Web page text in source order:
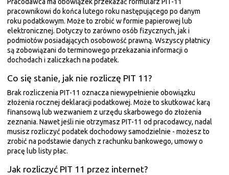
Pracodawca ma obowiązek przekazać formularz PIT-11
pracownikowi do końca lutego roku następującego po danym
roku podatkowym. Może to zrobić w formie papierowej lub
elektronicznej. Dotyczy to zarówno osób fizycznych, jak i
podmiotów posiadających osobowość prawną. Wszyscy płatnicy
są zobowiązani do terminowego przekazania informacji o
dochodach i zaliczkach na podatek.
Co się stanie, jak nie rozliczę PIT 11?
Brak rozliczenia PIT-11 oznacza niewypełnienie obowiązku
złożenia rocznej deklaracji podatkowej. Może to skutkować karą
finansową lub wezwaniem z urzędu skarbowego do złożenia
zeznania. Nawet jeśli nie otrzymasz PIT-11 od pracodawcy, nadal
musisz rozliczyć podatek dochodowy samodzielnie - możesz to
zrobić na podstawie danych z rachunku bankowego, umowy o
pracę lub listy płac.
Jak rozliczyć PIT 11 przez internet?